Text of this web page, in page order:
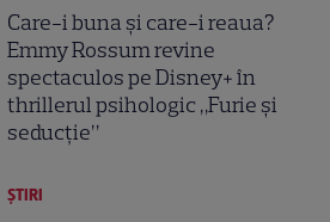
Care-i buna și care-i reaua?
Emmy Rossum revine
spectaculos pe Disney+ în
thrillerul psihologic „Furie și
seducție”
ȘTIRI